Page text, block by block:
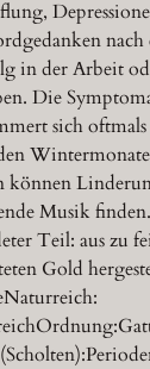
in der Arbeit
Die
sich
können
Musik
Teil: aus zu
Gold